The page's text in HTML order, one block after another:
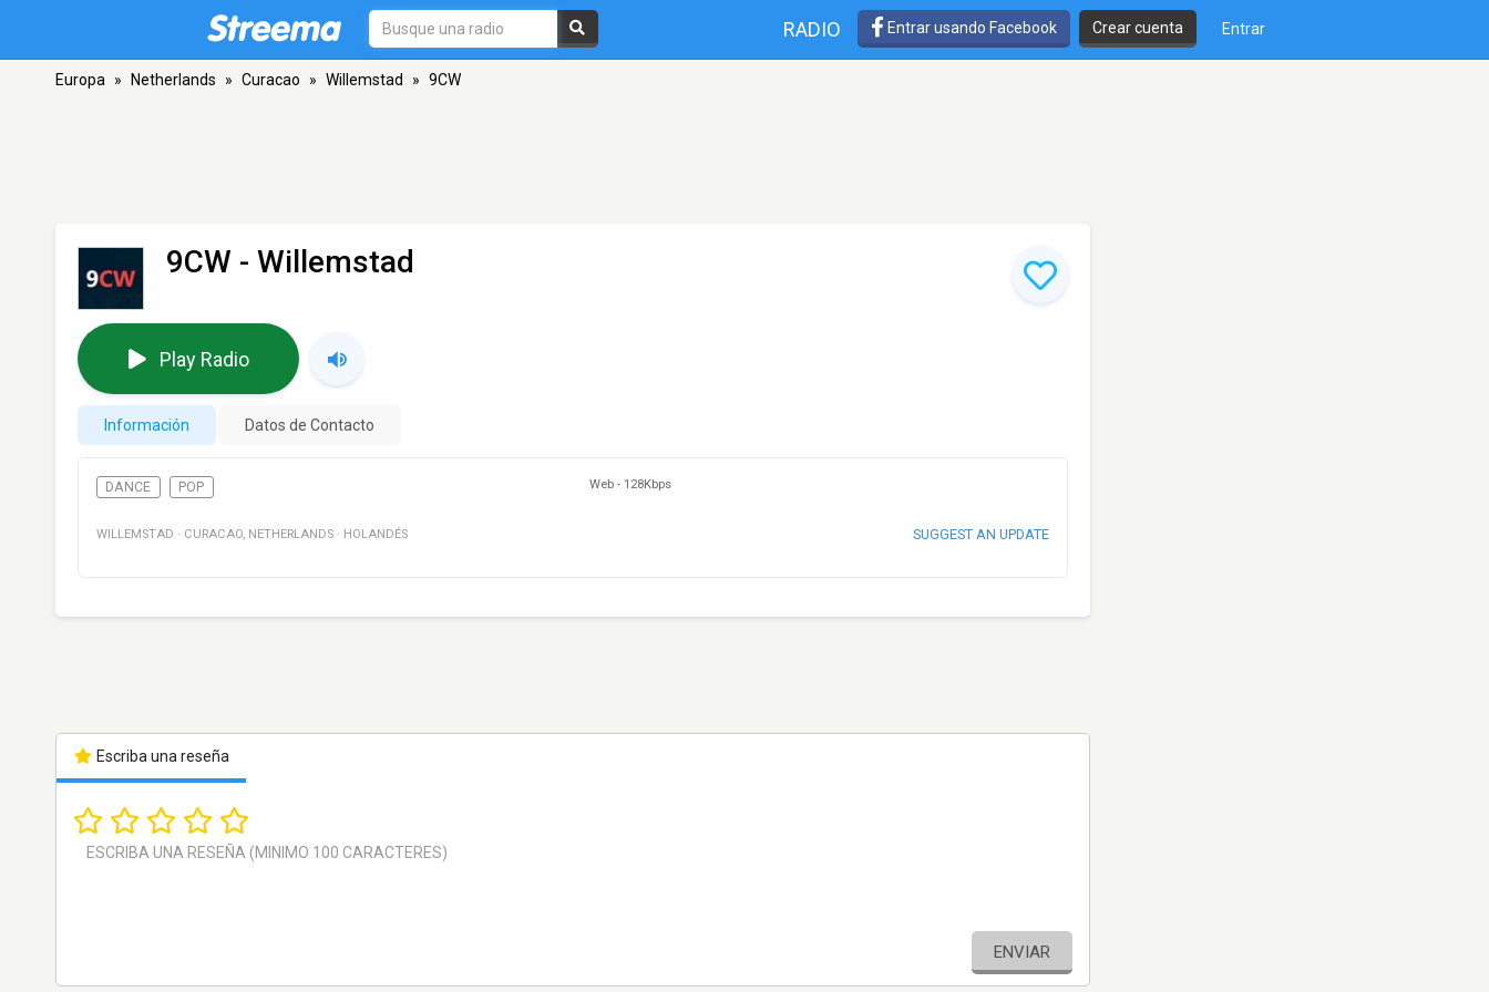
RADIO Entrar usando Facebook Crear cuenta Entrar
Europa » Netherlands » Curacao » Willemstad » 9CW
9CW - Willemstad
Play Radio
Información Datos de Contacto
DANCE POP Web - 128Kbps
WILLEMSTAD · CURACAO, NETHERLANDS · HOLANDÉS SUGGEST AN UPDATE
Escriba una reseña
ENVIAR